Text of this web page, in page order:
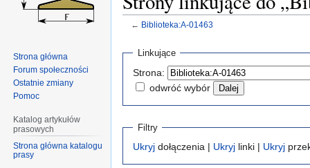
← Biblioteka:A-01463
Przejdź
nawigacji
Przejdź
wyszukiwania
Linkujące
Strona:
odwróć wybór
Filtry
Ukryj dołączenia | Ukryj linki | Ukryj
Strona główna
Forum społeczności
Ostatnie zmiany
Pomoc
Katalog artykułów
prasowych
Strona główna katalogu
prasy